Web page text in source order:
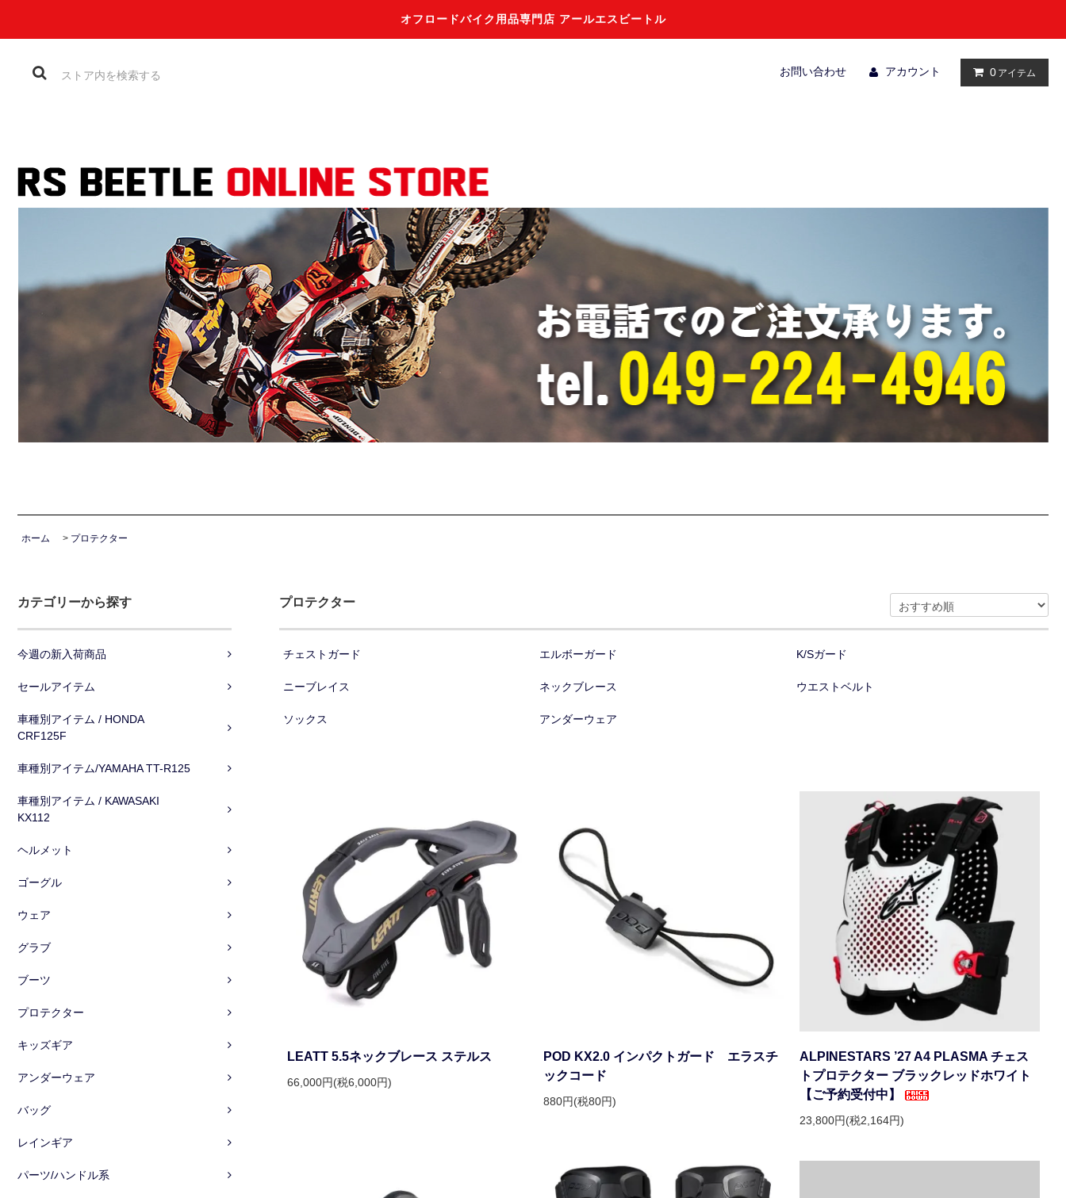
オフロードバイク用品専門店 アールエスビートル
お問い合わせ アカウント 0 アイテム
ホーム > プロテクター
カテゴリーから探す
今週の新入荷商品
セールアイテム
車種別アイテム / HONDA
CRF125F
車種別アイテム/YAMAHA TT-R125
車種別アイテム / KAWASAKI
KX112
ヘルメット
ゴーグル
ウェア
グラブ
ブーツ
プロテクター
キッズギア
アンダーウェア
バッグ
レインギア
パーツ/ハンドル系
プロテクター
チェストガード エルボーガード K/Sガード
ニーブレイス ネックブレース ウエストベルト
ソックス アンダーウェア
LEATT 5.5ネックブレース ステルス
66,000円(税6,000円)
POD KX2.0 インパクトガード エラスチ
ックコード
880円(税80円)
ALPINESTARS ’27 A4 PLASMA チェス
トプロテクター ブラックレッドホワイト
【ご予約受付中】
23,800円(税2,164円)